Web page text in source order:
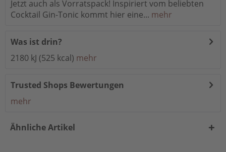
Jetzt auch als Vorratspack! Inspiriert vom beliebten
Cocktail Gin-Tonic kommt hier eine... mehr
Was ist drin?
2180 kJ (525 kcal) mehr
Trusted Shops Bewertungen
mehr
Ähnliche Artikel